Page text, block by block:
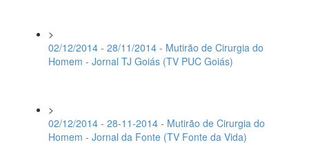
>
02/12/2014 - 28/11/2014 - Mutirão de Cirurgia do
Homem - Jornal TJ Goiás (TV PUC Goiás)
>
02/12/2014 - 28-11-2014 - Mutirão de Cirurgia do
Homem - Jornal da Fonte (TV Fonte da Vida)